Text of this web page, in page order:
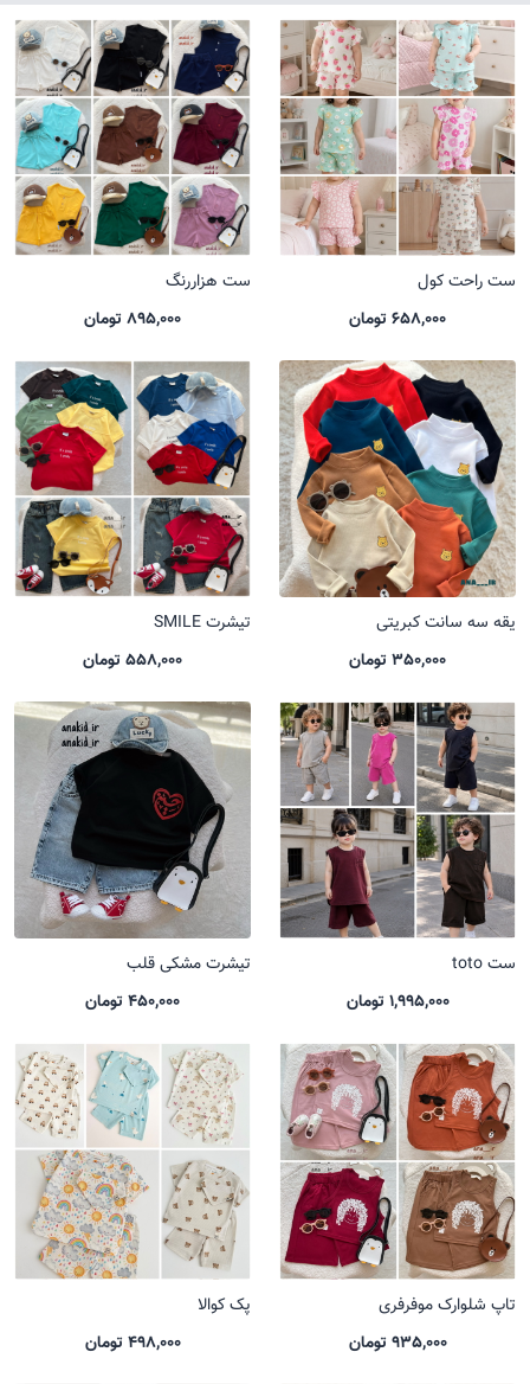
ست راحت کول
658,000 تومان
ست هزاررنگ
895,000 تومان
یقه سه سانت کبریتی
350,000 تومان
تیشرت SMILE
558,000 تومان
ست toto
1,995,000 تومان
تیشرت مشکی قلب
450,000 تومان
تاپ شلوارک موفرفری
935,000 تومان
پک کوالا
498,000 تومان